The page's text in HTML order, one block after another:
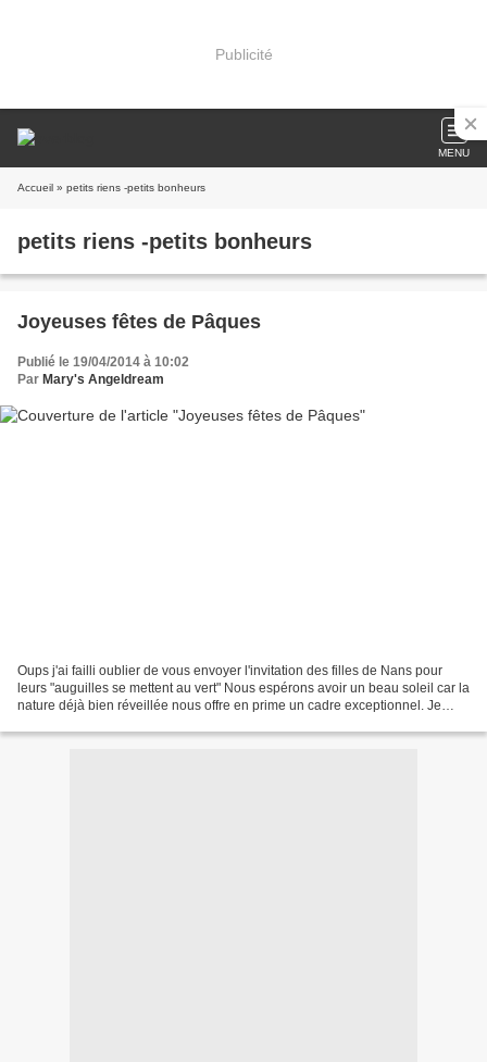
Publicité
MENU
Accueil » petits riens -petits bonheurs
petits riens -petits bonheurs
Joyeuses fêtes de Pâques
Publié le 19/04/2014 à 10:02
Par Mary's Angeldream
Oups j'ai failli oublier de vous envoyer l'invitation des filles de Nans pour
leurs "auguilles se mettent au vert" Nous espérons avoir un beau soleil car la
nature déjà bien réveillée nous offre en prime un cadre exceptionnel. Je